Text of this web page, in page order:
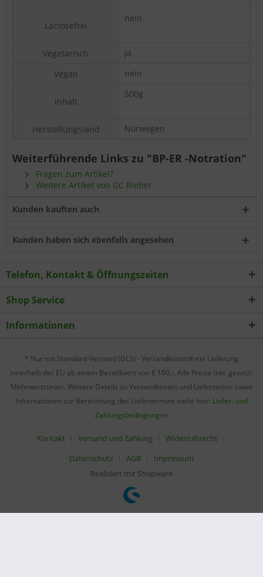
Lactosefrei
nein
Vegetarisch
ja
Vegan
nein
Inhalt
500g
Herstellungsland
Norwegen
Weiterführende Links zu "BP-ER -Notration"
Fragen zum Artikel?
Weitere Artikel von GC Rieber
Kunden kauften auch
Kunden haben sich ebenfalls angesehen
Telefon, Kontakt & Öffnungszeiten
Shop Service
Informationen
* Nur mit Standard-Versand (GLS) - Versandkostenfreie Lieferung
innerhalb der EU ab einem Bestellwert von € 100,-. Alle Preise inkl. gesetzl.
Mehrwertsteuer. Weitere Details zu Versandkosten und Lieferzeiten sowie
Informationen zur Berechnung des Liefertermins siehe hier: Liefer- und
Zahlungsbedingungen
Kontakt Versand und Zahlung
Widerrufsrecht
Datenschutz
AGB
Impressum
Realisiert mit Shopware